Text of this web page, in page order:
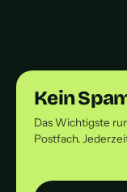
Kein
Das Wichtigste
Postfach.